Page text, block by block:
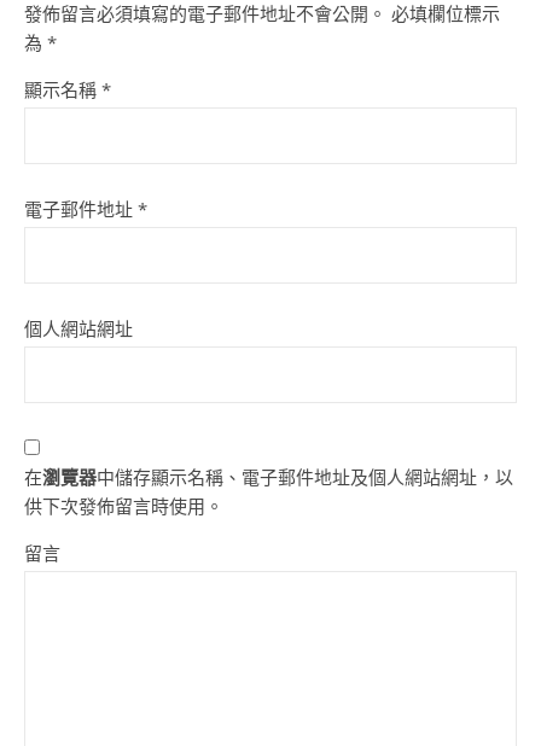
發佈留言必須填寫的電子郵件地址不會公開。 必填欄位標示
為 *
顯示名稱 *
電子郵件地址 *
個人網站網址
在瀏覽器中儲存顯示名稱、電子郵件地址及個人網站網址，以
供下次發佈留言時使用。
留言